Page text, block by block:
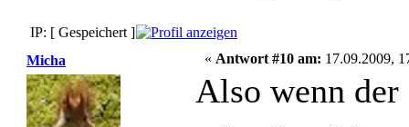
IP: [ Gespeichert ]
Micha
« Antwort #10 am: 17.09.2009,
Also wenn